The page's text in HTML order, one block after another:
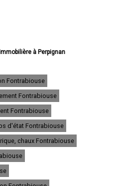
à Perpignan
à Saint-Cyprien
à Argelès-sur-Mer
à Cabestany
à Saint-Laurent-de-la-Salanque
à Rivesaltes
immobilière à Céret
immobilière à Elne
immobilière à Thuir
immobilière à Pia
à Bompas
à Le Soler
à Prades
Fontrabiouse
Fontrabiouse
Fontrabiouse
d'état Fontrabiouse
chaux Fontrabiouse